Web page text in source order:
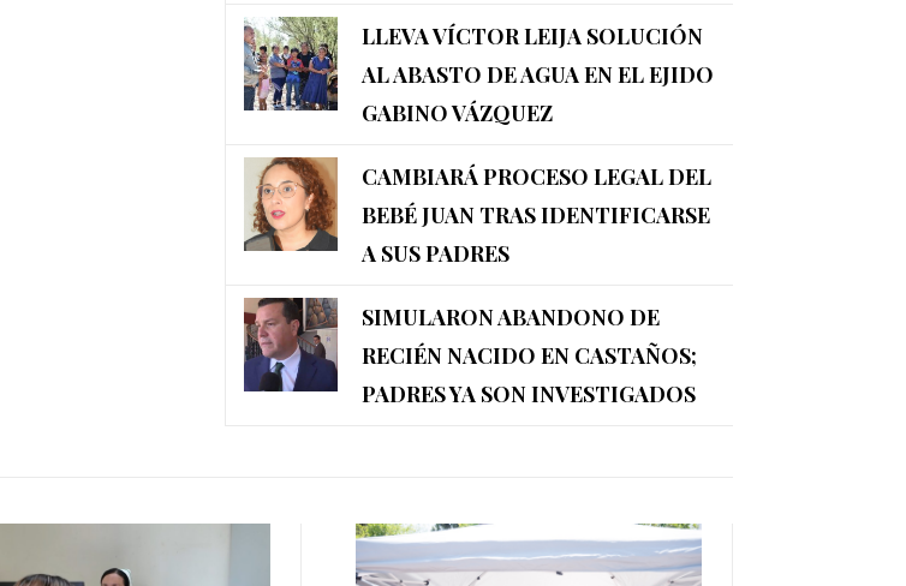
LLEVA VÍCTOR LEIJA SOLUCIÓN
AL ABASTO DE AGUA EN EL EJIDO
GABINO VÁZQUEZ
CAMBIARÁ PROCESO LEGAL DEL
BEBÉ JUAN TRAS IDENTIFICARSE
A SUS PADRES
SIMULARON ABANDONO DE
RECIÉN NACIDO EN CASTAÑOS;
PADRES YA SON INVESTIGADOS